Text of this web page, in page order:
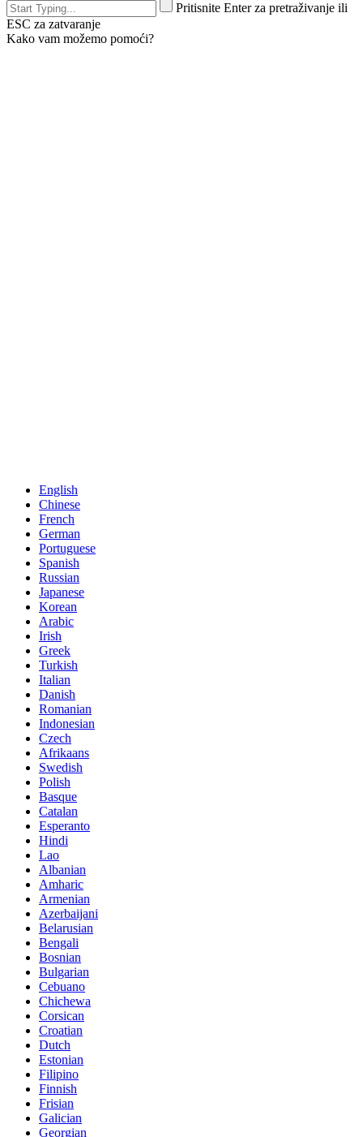
Pritisnite Enter za pretraživanje ili
ESC za zatvaranje
Kako vam možemo pomoći?
English
Chinese
French
German
Portuguese
Spanish
Russian
Japanese
Korean
Arabic
Irish
Greek
Turkish
Italian
Danish
Romanian
Indonesian
Czech
Afrikaans
Swedish
Polish
Basque
Catalan
Esperanto
Hindi
Lao
Albanian
Amharic
Armenian
Azerbaijani
Belarusian
Bengali
Bosnian
Bulgarian
Cebuano
Chichewa
Corsican
Croatian
Dutch
Estonian
Filipino
Finnish
Frisian
Galician
Georgian